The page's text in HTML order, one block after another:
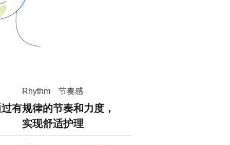
Rhythm 节奏感
有规律的节奏和力度，
实现舒适护理